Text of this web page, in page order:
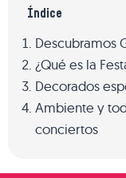
Índice
Descubramos
¿Qué es la
Decorados
Ambiente y
conciertos